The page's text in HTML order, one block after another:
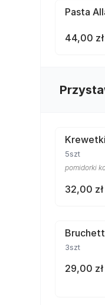
Pasta
44,00 zł
5szt
pomidorki
32,00 zł
3szt
29,00 zł